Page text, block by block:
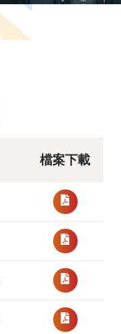
檔案下載